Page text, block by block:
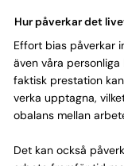
Hur påverkar det
Effort bias påverkar
även våra
faktisk prestation
verka upptagna,
obalans mellan
Det kan också